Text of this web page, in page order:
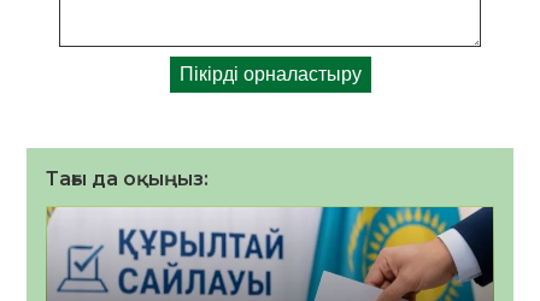
Тағы да оқыңыз: